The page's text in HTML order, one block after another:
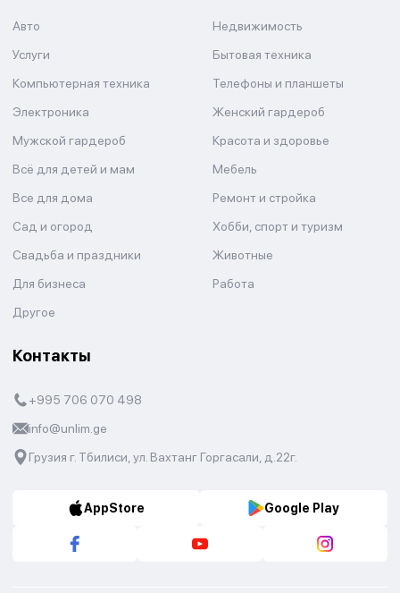
Авто
Недвижимость
Услуги
Бытовая техника
Компьютерная техника
Телефоны и планшеты
Электроника
Женский гардероб
Мужской гардероб
Красота и здоровье
Всё для детей и мам
Мебель
Все для дома
Ремонт и стройка
Сад и огород
Хобби, спорт и туризм
Свадьба и праздники
Животные
Для бизнеса
Работа
Другое
Контакты
+995 706 070 498
info@unlim.ge
Грузия г. Тбилиси, ул. Вахтанг Горгасали, д.22г.
AppStore Google Play